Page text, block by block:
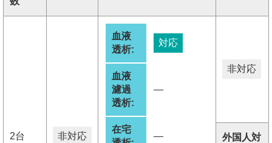
2台 非対応
血液
透析:
対応
血液
濾過
透析:
―
在宅
―
非対応
外国人対